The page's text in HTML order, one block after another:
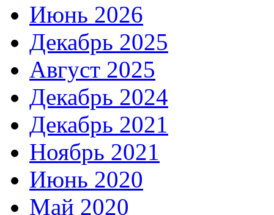
Июнь 2026
Декабрь 2025
Август 2025
Декабрь 2024
Декабрь 2021
Ноябрь 2021
Июнь 2020
Май 2020